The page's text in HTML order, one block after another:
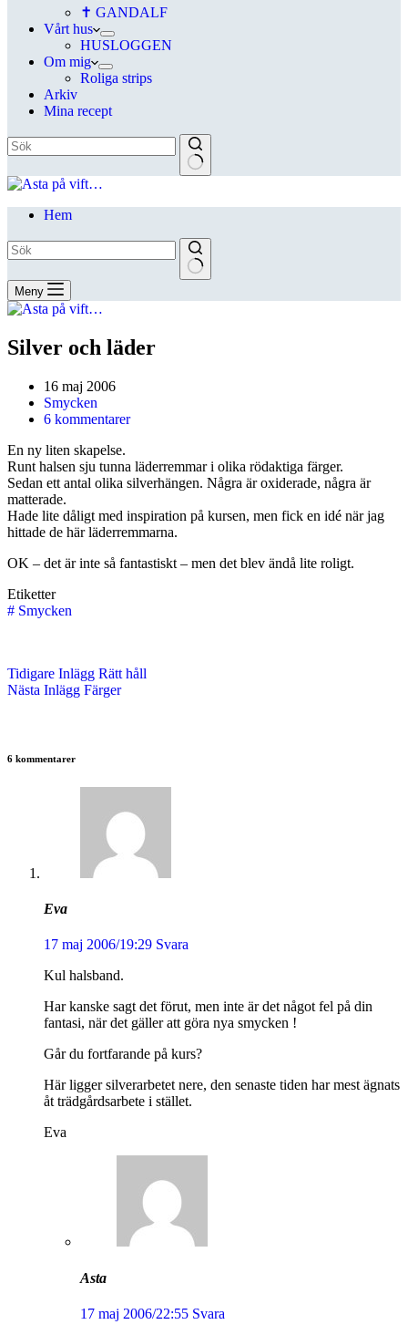
✝ GANDALF
Vårt hus
HUSLOGGEN
Om mig
Roliga strips
Arkiv
Mina recept
Hem
Meny
Silver och läder
16 maj 2006
Smycken
6 kommentarer
En ny liten skapelse.
Runt halsen sju tunna läderremmar i olika rödaktiga färger.
Sedan ett antal olika silverhängen. Några är oxiderade, några är
matterade.
Hade lite dåligt med inspiration på kursen, men fick en idé när jag
hittade de här läderremmarna.
OK – det är inte så fantastiskt – men det blev ändå lite roligt.
Etiketter
# Smycken
Tidigare Inlägg Rätt håll
Nästa Inlägg Färger
6 kommentarer
Eva
17 maj 2006/19:29 Svara
Kul halsband.
Har kanske sagt det förut, men inte är det något fel på din
fantasi, när det gäller att göra nya smycken !
Går du fortfarande på kurs?
Här ligger silverarbetet nere, den senaste tiden har mest ägnats
åt trädgårdsarbete i stället.
Eva
Asta
17 maj 2006/22:55 Svara